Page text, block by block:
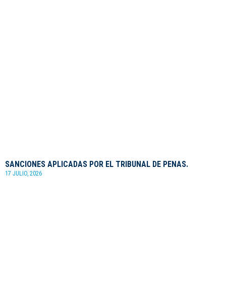
SANCIONES APLICADAS POR EL TRIBUNAL DE PENAS.
17 JULIO, 2026